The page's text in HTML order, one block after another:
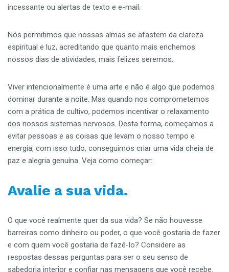
incessante ou alertas de texto e e-mail.
Nós permitimos que nossas almas se afastem da clareza
espiritual e luz, acreditando que quanto mais enchemos
nossos dias de atividades, mais felizes seremos.
Viver intencionalmente é uma arte e não é algo que podemos
dominar durante a noite. Mas quando nos comprometemos
com a prática de cultivo, podemos incentivar o relaxamento
dos nossos sistemas nervosos. Desta forma, começamos a
evitar pessoas e as coisas que levam o nosso tempo e
energia, com isso tudo, conseguimos criar uma vida cheia de
paz e alegria genuína. Veja como começar:
Avalie a sua vida.
O que você realmente quer da sua vida? Se não houvesse
barreiras como dinheiro ou poder, o que você gostaria de fazer
e com quem você gostaria de fazê-lo? Considere as
respostas dessas perguntas para ser o seu senso de
sabedoria interior e confiar nas mensagens que você recebe.